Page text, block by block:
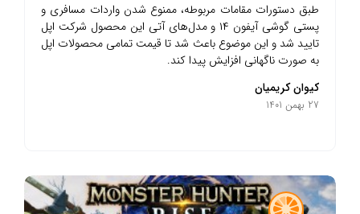
طبق دستورات مقامات مربوطه، ممنوع شدن واردات مسافری و
پستی گوشی آیفون ۱۴ و مدل‌های آتی این محصول شرکت اپل
تایید شد و این موضوع باعث شد تا قیمت تمامی محصولات اپل
به صورت ناگهانی افزایش پیدا کند.
کیوان کریمیان
27 بهمن 1401